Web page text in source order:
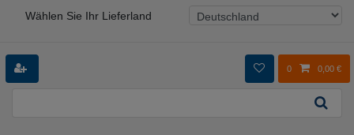
Wählen Sie Ihr Lieferland
0 0,00 €